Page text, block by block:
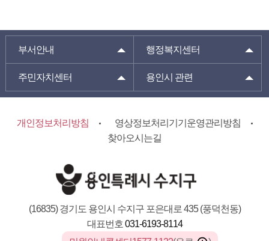
부서안내 행정복지센터
주민자치센터 용인시 관련
개인정보처리방침
영상정보처리기기운영관리방침
찾아오시는길
(16835) 경기도 용인시 수지구 포은대로 435 (풍덕천동)
대표번호 031-6193-8114